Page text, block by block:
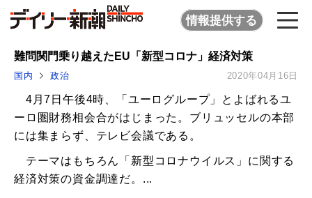
情報提供する
難問関門乗り越えたEU「新型コロナ」経済対策
国内 政治 2020年04月16日
4月7日午後4時、「ユーログループ」とよばれるユ
ーロ圏財務相会合がはじまった。ブリュッセルの本部
には集まらず、テレビ会議である。
テーマはもちろん「新型コロナウイルス」に関する
経済対策の資金調達だ。...